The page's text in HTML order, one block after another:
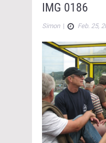
IMG 0186
Simon| Feb. 25,